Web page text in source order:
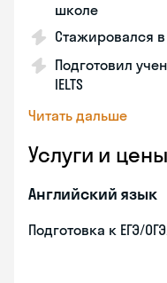
школе
Стажировался в
Подготовил
IELTS
Читать дальше
Услуги и цены
Английский язык
Подготовка к ЕГЭ/ОГЭ